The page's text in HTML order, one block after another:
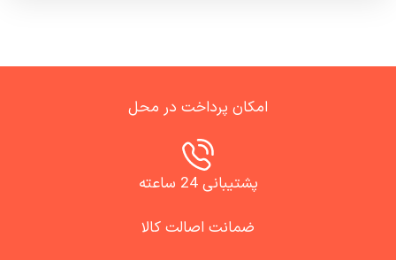
امکان پرداخت در محل
پشتیبانی 24 ساعته
ضمانت اصالت کالا